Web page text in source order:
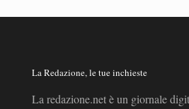
La Redazione, le tue inchieste
La redazione.net è un giornale